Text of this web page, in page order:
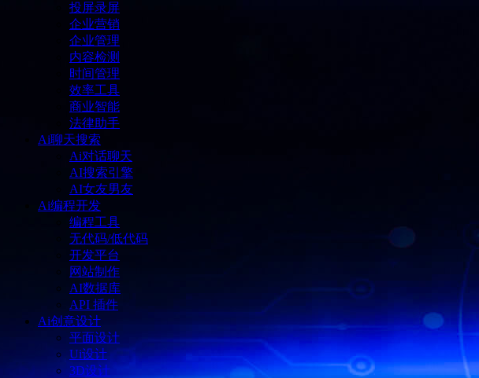
投屏录屏
企业营销
企业管理
内容检测
时间管理
效率工具
商业智能
法律助手
Ai聊天搜索
Ai对话聊天
AI搜索引擎
AI女友男友
Ai编程开发
编程工具
无代码/低代码
开发平台
网站制作
AI数据库
API 插件
Ai创意设计
平面设计
Ui设计
3D设计